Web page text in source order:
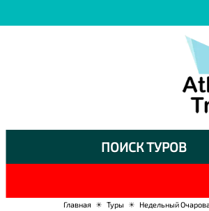
ПОИСК ТУРОВ
Главная ☀ Туры ☀ Недельный